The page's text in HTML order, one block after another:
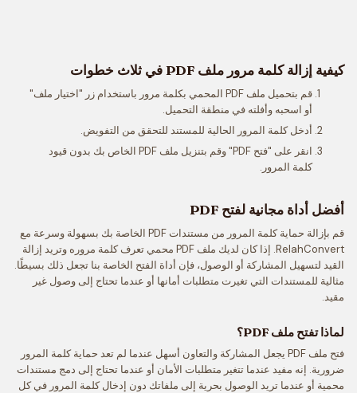
كيفية إزالة كلمة مرور ملف PDF في ثلاث خطوات
قم بتحميل ملف PDF المحمي بكلمة مرور باستخدام زر "اختيار ملف"
أو اسحبه وأفلته في منطقة التحميل.
أدخل كلمة المرور الحالية للمستند للتحقق من التفويض.
انقر على "فتح PDF" وقم بتنزيل ملف PDF الخاص بك بدون قيود
كلمة المرور.
أفضل أداة مجانية لفتح PDF
قم بإزالة حماية كلمة المرور من مستندات PDF الخاصة بك بسهولة وسرعة مع
RelahConvert. إذا كان لديك ملف PDF محمي تعرف كلمة مروره وتريد إزالة
القيد لتسهيل المشاركة أو الوصول، فإن أداة الفتح الخاصة بنا تجعل ذلك بسيطًا.
مثالية للمستندات التي تغيرت متطلبات أمانها أو عندما تحتاج إلى وصول غير
مقيد.
لماذا تفتح ملف PDF؟
فتح ملف PDF يجعل المشاركة والتعاون أسهل عندما لم تعد حماية كلمة المرور
ضرورية. إنه مفيد عندما تتغير متطلبات الأمان أو عندما تحتاج إلى دمج مستندات
محمية أو عندما تريد الوصول بحرية إلى ملفاتك دون إدخال كلمة المرور في كل